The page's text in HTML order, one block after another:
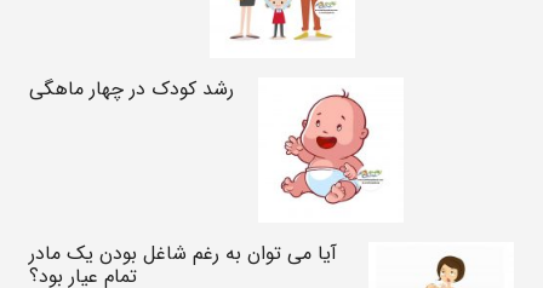
رشد کودک در چهار ماهگی
آیا می توان به رغم شاغل بودن یک مادر
تمام عیار بود؟